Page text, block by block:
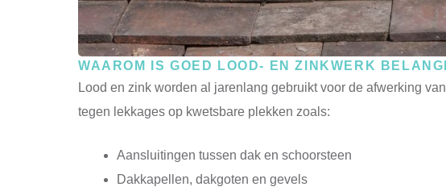
WAAROM IS GOED LOOD- EN ZINKWERK
Lood en zink worden al jarenlang gebruikt voor de afwerking
tegen lekkages op kwetsbare plekken zoals:
Aansluitingen tussen dak en schoorsteen
Dakkapellen, dakgoten en gevels